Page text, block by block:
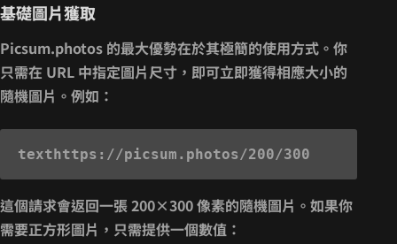
基礎圖片獲取
Picsum.photos 的最大優勢在於其極簡的使用方式 。你
只需在 URL 中指定圖片尺寸，即可立即獲得相應大小的
隨機圖片。例如：
text
這個請求會返回一張 200×300 像素的隨機圖片。如果你
需要正方形圖片，只需提供一個數值：